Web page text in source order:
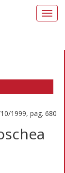
1999, pag. 680